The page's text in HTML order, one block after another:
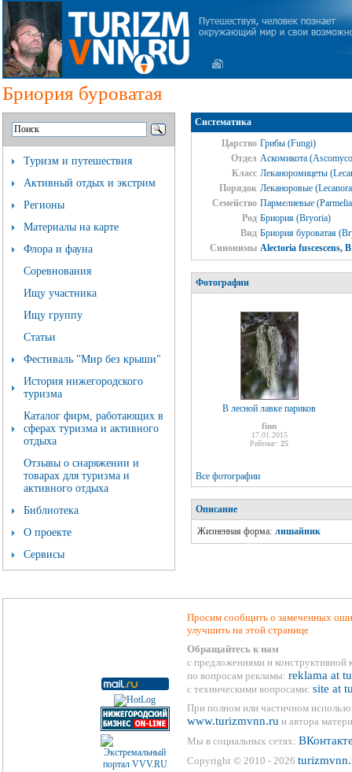
Бриория буроватая
Туризм и путешествия
Активный отдых и экстрим
Регионы
Материалы на карте
Флора и фауна
Соревнования
Ищу участника
Ищу группу
Статьи
Фестиваль "Мир без крыши"
История нижегородского
туризма
Каталог фирм, работающих в
сферах туризма и активного
отдыха
Отзывы о снаряжении и
товарах для туризма и
активного отдыха
Библиотека
О проекте
Сервисы
Систематика
Царство Грибы (Fungi)
Отдел Аскомикота
Класс Леканоромицеты
Порядок Леканоровые
Семейство Пармелиевые
Род Бриория (Bryoria)
Вид Бриория буроватая
Синонимы Alectoria fuscescens,
Фотографии
В лесной лавке париков
finn
17.01.2015
Рейтинг: 25
Все фотографии
Описание
Жизненная форма: лишайник
Просим сообщить о замеченных
улучшить на этой странице
Обращайтесь к нам
с предложениями и конструктивной
по вопросам рекламы: reklama at
с техническими вопросами: site at
При полном или частичном
www.turizmvnn.ru и автора
Мы в социальных сетях:
Copyright © 2010 - 2026